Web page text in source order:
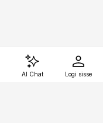
AI Chat Logi sisse